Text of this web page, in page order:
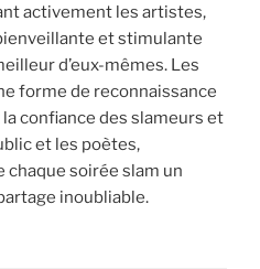
activement les artistes,
et stimulante
d’eux-mêmes. Les
forme de reconnaissance
confiance des slameurs et
et les poètes,
chaque soirée slam un
inoubliable.